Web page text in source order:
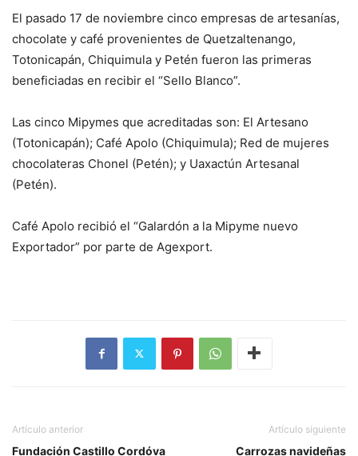
El pasado 17 de noviembre cinco empresas de artesanías,
chocolate y café provenientes de Quetzaltenango,
Totonicapán, Chiquimula y Petén fueron las primeras
beneficiadas en recibir el “Sello Blanco”.
Las cinco Mipymes que acreditadas son: El Artesano
(Totonicapán); Café Apolo (Chiquimula); Red de mujeres
chocolateras Chonel (Petén); y Uaxactún Artesanal
(Petén).
Café Apolo recibió el “Galardón a la Mipyme nuevo
Exportador” por parte de Agexport.
Artículo anterior
Fundación Castillo Cordóva
Artículo siguiente
Carrozas navideñas